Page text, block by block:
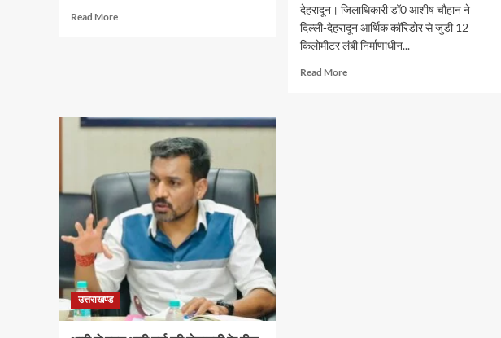
Read MoreRead
को
सरकार
सर्वोच्च
प्राथमिकता,
आने
वाले
महीनों
में
हजारों
पदों
पर
देहरादून। जिलाधिकारी डॉ0 आशीष चौहान ने
दिल्ली-देहरादून आर्थिक कॉरिडोर से जुड़ी 12
किलोमीटर लंबी निर्माणाधीन...
Read MoreRead
उत्तराखण्ड